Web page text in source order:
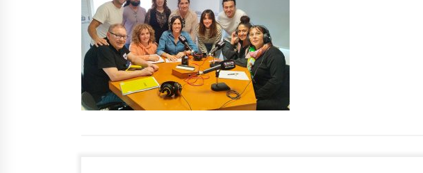
protagonista
2026/07/16
POTTO: San Pedro jaietako bertso-
saioa
2026/07/09